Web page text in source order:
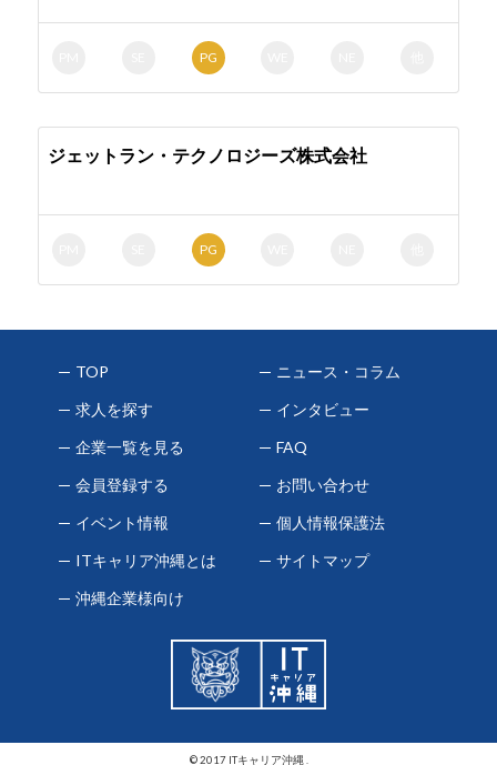
PG
ジェットラン・テクノロジーズ株式会社
PG
TOP
求人を探す
企業一覧を見る
会員登録する
イベント情報
ITキャリア沖縄とは
沖縄企業様向け
ニュース・コラム
インタビュー
FAQ
お問い合わせ
個人情報保護法
サイトマップ
© 2017 ITキャリア沖縄 .